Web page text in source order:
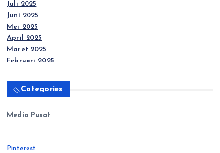
Juli 2025
Juni 2025
Mei 2025
April 2025
Maret 2025
Februari 2025
Categories
Media Pusat
Pinterest